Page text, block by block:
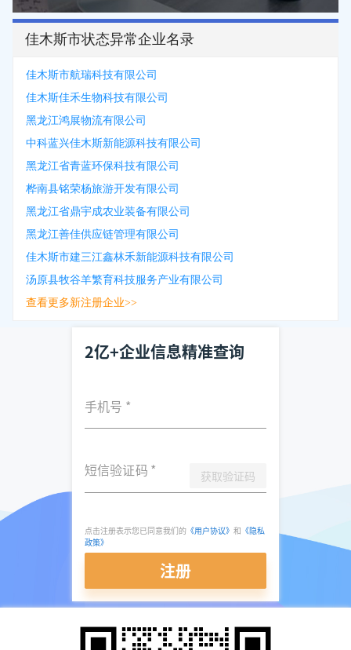
佳木斯市状态异常企业名录
佳木斯市航瑞科技有限公司
佳木斯佳禾生物科技有限公司
黑龙江鸿展物流有限公司
中科蓝兴佳木斯新能源科技有限公司
黑龙江省青蓝环保科技有限公司
桦南县铭荣杨旅游开发有限公司
黑龙江省鼎宇成农业装备有限公司
黑龙江善佳供应链管理有限公司
佳木斯市建三江鑫林禾新能源科技有限公司
汤原县牧谷羊繁育科技服务产业有限公司
查看更多新注册企业>>
2亿+企业信息精准查询
手机号 *
短信验证码 * 获取验证码
点击注册表示您已同意我们的 《用户协议》 和 《隐私
政策》
注册